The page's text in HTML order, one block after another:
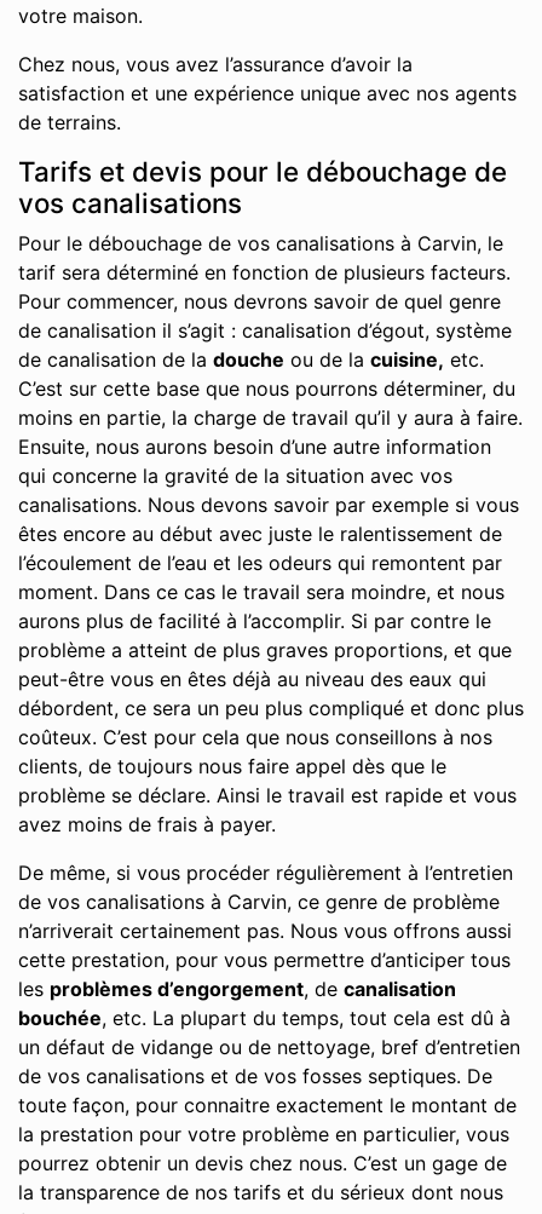
votre maison.
Chez nous, vous avez l’assurance d’avoir la
satisfaction et une expérience unique avec nos agents
de terrains.
Tarifs et devis pour le débouchage de
vos canalisations
Pour le débouchage de vos canalisations à Carvin, le
tarif sera déterminé en fonction de plusieurs facteurs.
Pour commencer, nous devrons savoir de quel genre
de canalisation il s’agit : canalisation d’égout, système
de canalisation de la douche ou de la cuisine, etc.
C’est sur cette base que nous pourrons déterminer, du
moins en partie, la charge de travail qu’il y aura à faire.
Ensuite, nous aurons besoin d’une autre information
qui concerne la gravité de la situation avec vos
canalisations. Nous devons savoir par exemple si vous
êtes encore au début avec juste le ralentissement de
l’écoulement de l’eau et les odeurs qui remontent par
moment. Dans ce cas le travail sera moindre, et nous
aurons plus de facilité à l’accomplir. Si par contre le
problème a atteint de plus graves proportions, et que
peut-être vous en êtes déjà au niveau des eaux qui
débordent, ce sera un peu plus compliqué et donc plus
coûteux. C’est pour cela que nous conseillons à nos
clients, de toujours nous faire appel dès que le
problème se déclare. Ainsi le travail est rapide et vous
avez moins de frais à payer.
De même, si vous procéder régulièrement à l’entretien
de vos canalisations à Carvin, ce genre de problème
n’arriverait certainement pas. Nous vous offrons aussi
cette prestation, pour vous permettre d’anticiper tous
les problèmes d’engorgement, de canalisation
bouchée, etc. La plupart du temps, tout cela est dû à
un défaut de vidange ou de nettoyage, bref d’entretien
de vos canalisations et de vos fosses septiques. De
toute façon, pour connaitre exactement le montant de
la prestation pour votre problème en particulier, vous
pourrez obtenir un devis chez nous. C’est un gage de
la transparence de nos tarifs et du sérieux dont nous